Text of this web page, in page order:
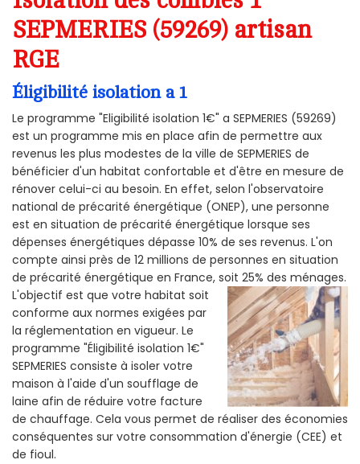
SEPMERIES (59269) artisan
RGE
Éligibilité isolation a 1
Le programme "Eligibilité isolation 1€" a SEPMERIES (59269)
est un programme mis en place afin de permettre aux
revenus les plus modestes de la ville de SEPMERIES de
bénéficier d'un habitat confortable et d'être en mesure de
rénover celui-ci au besoin. En effet, selon l'observatoire
national de précarité énergétique (ONEP), une personne
est en situation de précarité énergétique lorsque ses
dépenses énergétiques dépasse 10% de ses revenus. L'on
compte ainsi près de 12 millions de personnes en situation
de précarité énergétique en France, soit 25% des ménages.
L'objectif est que votre habitat soit
conforme aux normes exigées par
la réglementation en vigueur. Le
programme "Éligibilité isolation 1€"
SEPMERIES consiste à isoler votre
maison à l'aide d'un soufflage de
laine afin de réduire votre facture
de chauffage. Cela vous permet de réaliser des économies
conséquentes sur votre consommation d'énergie (CEE) et
de fioul.